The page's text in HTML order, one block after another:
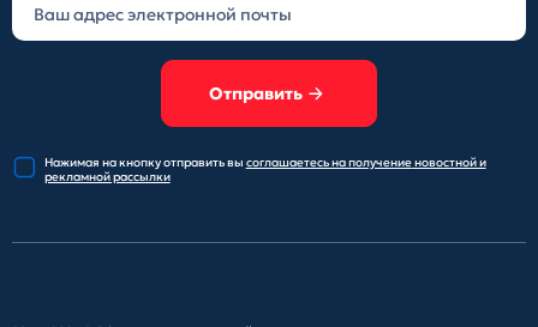
Отправить
Нажимая на кнопку отправитьвы соглашаетесь на получениеновостной и
рекламной рассылки